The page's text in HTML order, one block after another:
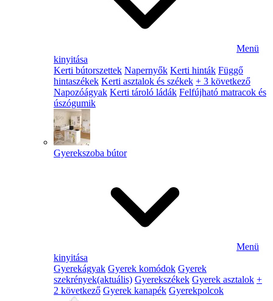
Menü
kinyitása
Kerti bútorszettek Napernyők Kerti hinták Függő
hintaszékek Kerti asztalok és székek + 3 következő
Napozóágyak Kerti tároló ládák Felfújható matracok és
úszógumik
Gyerekszoba bútor
Menü
kinyitása
Gyerekágyak Gyerek komódok Gyerek
szekrények(aktuális) Gyerekszékek Gyerek asztalok +
2 következő Gyerek kanapék Gyerekpolcok